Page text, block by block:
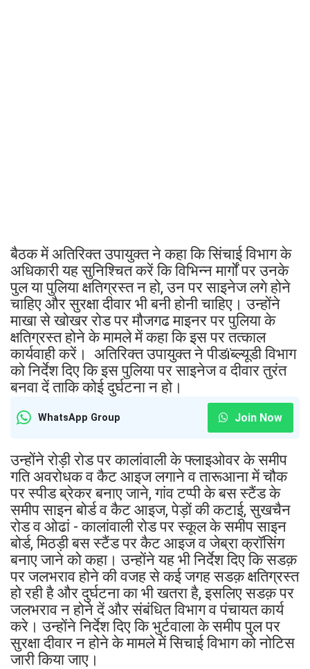
बैठक में अतिरिक्त उपायुक्त ने कहा कि सिंचाई विभाग के
अधिकारी यह सुनिश्चित करें कि विभिन्न मार्गों पर उनके
पुल या पुलिया क्षतिग्रस्त न हो, उन पर साइनेज लगे होने
चाहिए और सुरक्षा दीवार भी बनी होनी चाहिए। उन्होंने
माखा से खोखर रोड पर मौजगढ माइनर पर पुलिया के
क्षतिग्रस्त होने के मामले में कहा कि इस पर तत्काल
कार्यवाही करें। अतिरिक्त उपायुक्त ने पीडïब्ल्यूडी विभाग
को निर्देश दिए कि इस पुलिया पर साइनेज व दीवार तुरंत
बनवा दें ताकि कोई दुर्घटना न हो।
WhatsApp Group Join Now
उन्होंने रोड़ी रोड पर कालांवाली के फ्लाइओवर के समीप
गति अवरोधक व कैट आइज लगाने व तारूआना में चौक
पर स्पीड ब्रेकर बनाए जाने, गांव टप्पी के बस स्टैंड के
समीप साइन बोर्ड व कैट आइज, पेड़ों की कटाई, सुखचैन
रोड व ओढां - कालांवाली रोड पर स्कूल के समीप साइन
बोर्ड, मिठड़ी बस स्टैंड पर कैट आइज व जेब्रा क्रॉसिंग
बनाए जाने को कहा। उन्होंने यह भी निर्देश दिए कि सडक़
पर जलभराव होने की वजह से कई जगह सडक़ क्षतिग्रस्त
हो रही है और दुर्घटना का भी खतरा है, इसलिए सडक़ पर
जलभराव न होने दें और संबंधित विभाग व पंचायत कार्य
करे। उन्होंने निर्देश दिए कि भुर्टवाला के समीप पुल पर
सुरक्षा दीवार न होने के मामले में सिचाई विभाग को नोटिस
जारी किया जाए।